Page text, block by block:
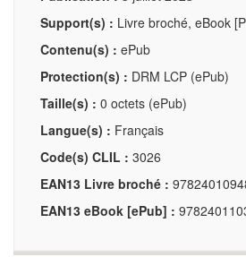
Support(s) : Livre broché, eBook
Contenu(s) : ePub
Protection(s) : DRM LCP (ePub)
Taille(s) : 0 octets (ePub)
Langue(s) : Français
Code(s) CLIL : 3026
EAN13 Livre broché :
EAN13 eBook [ePub] :